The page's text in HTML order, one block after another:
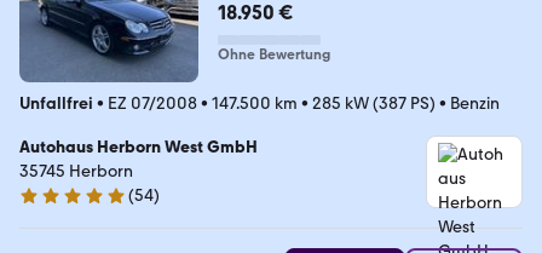
Cardo
18.950 €
Ohne Bewertung
Unfallfrei • EZ 07/2008• 147.500 km • 285 kW (387 PS) • Benzin
Autohaus Herborn West GmbH
35745 Herborn
4.8 Sterne
(54)